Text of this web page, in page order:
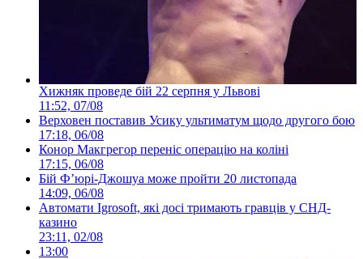
Хижняк проведе бій 22 серпня у Львові
11:52, 07/08
Верховен поставив Усику ультиматум щодо другого бою
17:18, 06/08
Конор Макгрегор переніс операцію на коліні
17:15, 06/08
Бій Ф’юрі-Джошуа може пройти 20 листопада
14:09, 06/08
Автомати Igrosoft, які досі тримають гравців у СНД-
казино
23:11, 02/08
13:00